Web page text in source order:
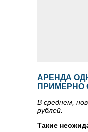
АРЕНДА
ПРИМЕРНО
В среднем,
рублей.
Такие